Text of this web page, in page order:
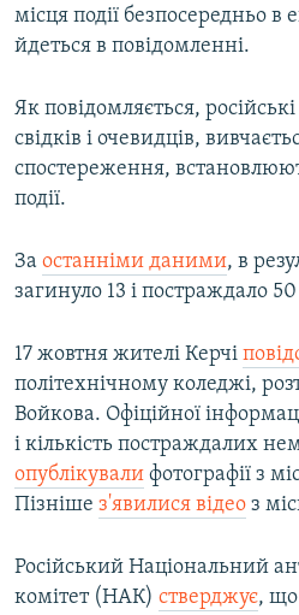
місця події безпосередньо в
йдеться в повідомленні.
Як повідомляється,
свідків і очевидців,
спостереження,
події.
За останніми даними, в
загинуло 13 і постраждало 50
17 жовтня жителі Керчі
політехнічному коледжі,
Войкова. Офіційної
і кількість постраждалих
опублікували фотографії з
Пізніше з'явилися відео з
Російський Національний
комітет (НАК) стверджує, що